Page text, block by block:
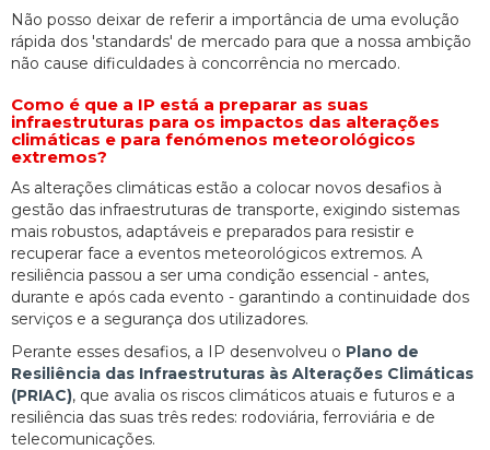
Não posso deixar de referir a importância de uma evolução
rápida dos 'standards' de mercado para que a nossa ambição
não cause dificuldades à concorrência no mercado.
Como é que a IP está a preparar as suas
infraestruturas para os impactos das alterações
climáticas e para fenómenos meteorológicos
extremos?
As alterações climáticas estão a colocar novos desafios à
gestão das infraestruturas de transporte, exigindo sistemas
mais robustos, adaptáveis e preparados para resistir e
recuperar face a eventos meteorológicos extremos. A
resiliência passou a ser uma condição essencial - antes,
durante e após cada evento - garantindo a continuidade dos
serviços e a segurança dos utilizadores.
Perante esses desafios, a IP desenvolveu o Plano de
Resiliência das Infraestruturas às Alterações Climáticas
(PRIAC), que avalia os riscos climáticos atuais e futuros e a
resiliência das suas três redes: rodoviária, ferroviária e de
telecomunicações.